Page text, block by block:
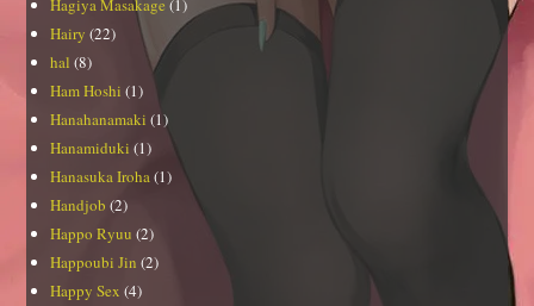
Hairy (22)
hal (8)
Ham Hoshi (1)
Hanahanamaki (1)
Hanamiduki (1)
Hanasuka Iroha (1)
Handjob (2)
Happo Ryuu (2)
Happoubi Jin (2)
Happy Sex (4)